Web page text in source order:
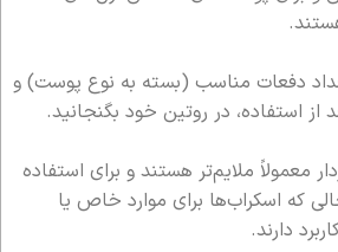
دفعات مناسب (بسته به نوع پوست) و
از استفاده، در روتین خود بگنجانید.
معمولاً ملایم‌تر هستند و برای استفاده
که اسکراب‌ها برای موارد خاص یا
دارند.